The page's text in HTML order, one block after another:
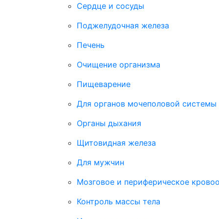
Сердце и сосуды
Поджелудочная железа
Печень
Очищение организма
Пищеварение
Для органов мочеполовой системы
Органы дыхания
Щитовидная железа
Для мужчин
Мозговое и периферическое
Контроль массы тела